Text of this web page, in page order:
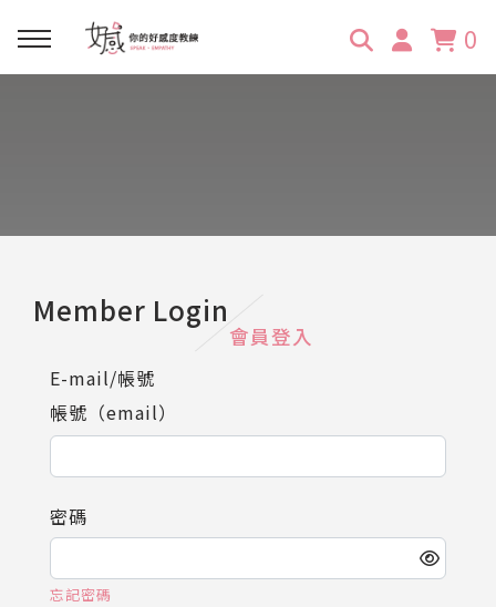
0
線上課程
嚴選商品
活動報名
它站開課
推薦工具
合作邀約
品牌顧問
主持服務
公眾表達影響力
創意活動企劃力
零秒好感溝通術
服務體驗設計課
維琪簡介
學員推薦
客戶好評
媒體報導
維體驗Unique
維觀點Vision
Member Login
會員登入
E-mail/帳號
帳號（email）
密碼
忘記密碼